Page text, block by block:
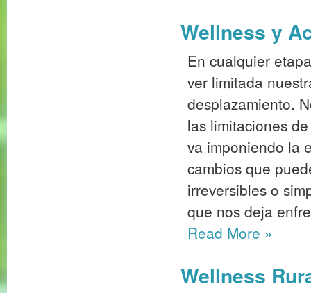
Wellness y
En cualquier
ver limitada
desplazamiento.
las limitaciones
va imponiendo la
cambios que
irreversibles o
que nos deja
Read More »
Wellness